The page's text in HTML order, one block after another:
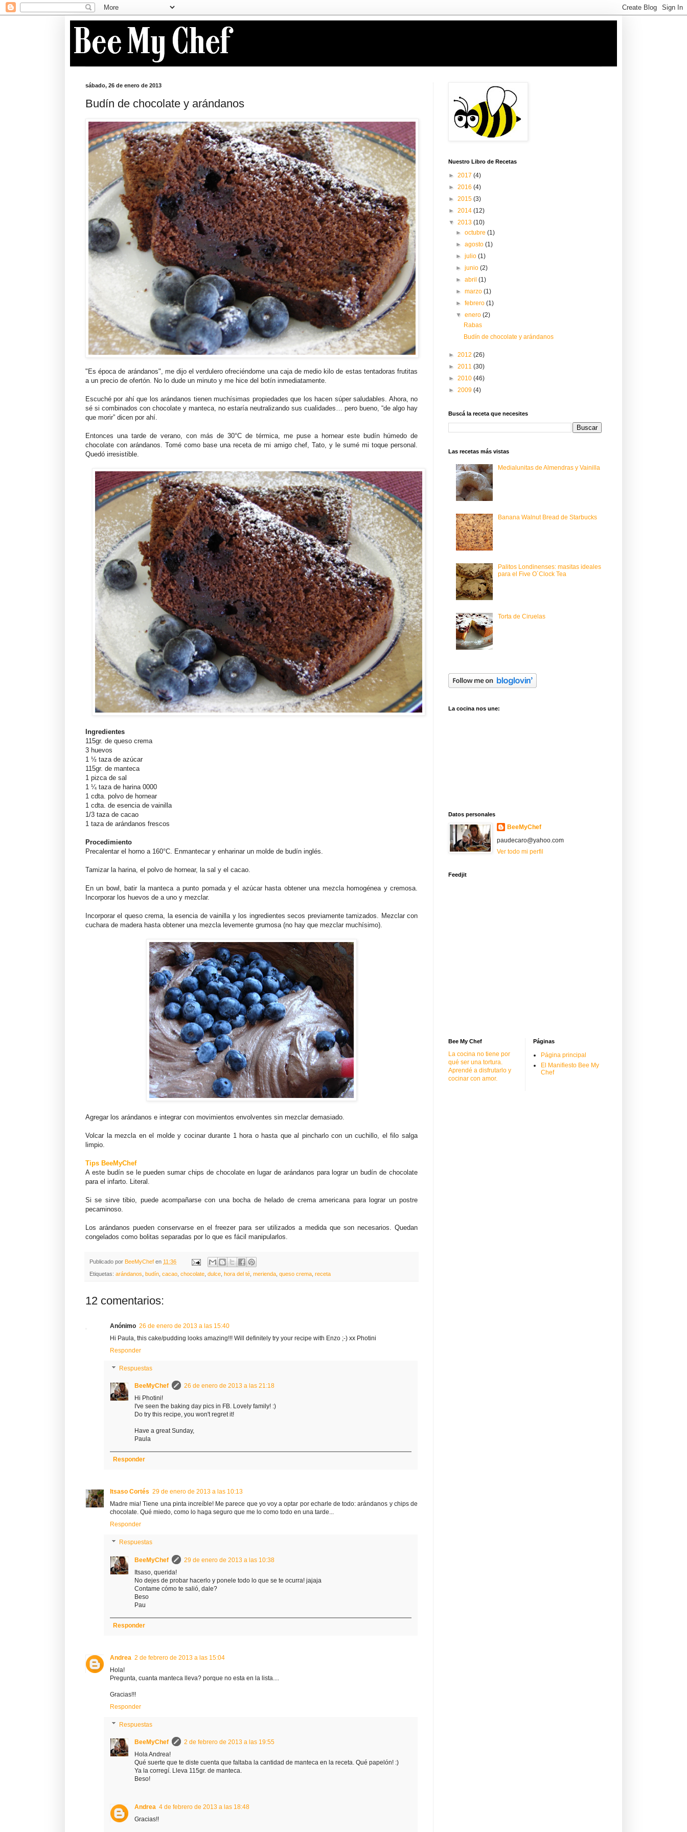
sábado, 26 de enero de 2013
Budín de chocolate y arándanos
"Es época de arándanos", me dijo el verdulero ofreciéndome una caja de medio kilo de estas tentadoras frutitas
a un precio de ofertón. No lo dude un minuto y me hice del botín inmediatamente.
Escuché por ahí que los arándanos tienen muchísimas propiedades que los hacen súper saludables. Ahora, no
sé si combinados con chocolate y manteca, no estaría neutralizando sus cualidades… pero bueno, “de algo hay
que morir” dicen por ahí.
Entonces una tarde de verano, con más de 30°C de térmica, me puse a hornear este budín húmedo de
chocolate con arándanos. Tomé como base una receta de mi amigo chef, Tato, y le sumé mi toque personal.
Quedó irresistible.
Ingredientes
115gr. de queso crema
3 huevos
1 ½ taza de azúcar
115gr. de manteca
1 pizca de sal
1 ¼ taza de harina 0000
1 cdta. polvo de hornear
1 cdta. de esencia de vainilla
1/3 taza de cacao
1 taza de arándanos frescos
Procedimiento
Precalentar el horno a 160°C. Enmantecar y enharinar un molde de budín inglés.
Tamizar la harina, el polvo de hornear, la sal y el cacao.
En un bowl, batir la manteca a punto pomada y el azúcar hasta obtener una mezcla homogénea y cremosa.
Incorporar los huevos de a uno y mezclar.
Incorporar el queso crema, la esencia de vainilla y los ingredientes secos previamente tamizados. Mezclar con
cuchara de madera hasta obtener una mezcla levemente grumosa (no hay que mezclar muchísimo).
Agregar los arándanos e integrar con movimientos envolventes sin mezclar demasiado.
Volcar la mezcla en el molde y cocinar durante 1 hora o hasta que al pincharlo con un cuchillo, el filo salga
limpio.
Tips BeeMyChef
A este budín se le pueden sumar chips de chocolate en lugar de arándanos para lograr un budín de chocolate
para el infarto. Literal.
Si se sirve tibio, puede acompañarse con una bocha de helado de crema americana para lograr un postre
pecaminoso.
Los arándanos pueden conservarse en el freezer para ser utilizados a medida que son necesarios. Quedan
congelados como bolitas separadas por lo que es fácil manipularlos.
Publicado por BeeMyChef en 11:36
Etiquetas: arándanos budín cacao chocolate dulce hora del té merienda queso crema receta
12 comentarios:
Anónimo 26 de enero de 2013 a las 15:40
Hi Paula, this cake/pudding looks amazing!!! Will definitely try your recipe with Enzo ;-) xx Photini
Responder
Respuestas
BeeMyChef
26 de enero de 2013 a las 21:18
Hi Photini!
I've seen the baking day pics in FB. Lovely family! :)
Do try this recipe, you won't regret it!
Have a great Sunday,
Paula
Responder
Itsaso Cortés 29 de enero de 2013 a las 10:13
Madre mia! Tiene una pinta increíble! Me parece que yo voy a optar por echarle de todo: arándanos y chips de
chocolate. Qué miedo, como lo haga seguro que me lo como todo en una tarde...
Responder
Respuestas
BeeMyChef
29 de enero de 2013 a las 10:38
Itsaso, querida!
No dejes de probar hacerlo y ponele todo lo que se te ocurra! jajaja
Contame cómo te salió, dale?
Beso
Pau
Responder
Andrea 2 de febrero de 2013 a las 15:04
Hola!
Pregunta, cuanta manteca lleva? porque no esta en la lista....
Gracias!!!
Responder
Respuestas
BeeMyChef
2 de febrero de 2013 a las 19:55
Hola Andrea!
Qué suerte que te diste cuenta que faltaba la cantidad de manteca en la receta. Qué papelón! :)
Ya la corregí. Lleva 115gr. de manteca.
Beso!
Andrea 4 de febrero de 2013 a las 18:48
Gracias!!
Nuestro Libro de Recetas
► 2017 (4)
► 2016 (4)
► 2015 (3)
► 2014 (12)
▼ 2013 (10)
►octubre(1)
►agosto(1)
►julio(1)
►junio(2)
►abril(1)
►marzo(1)
►febrero(1)
▼enero(2)
Rabas
Budín de chocolate y arándanos
► 2012 (26)
► 2011 (30)
► 2010 (46)
► 2009 (4)
Buscá la receta que necesites
Las recetas más vistas
Medialunitas de Almendras y Vainilla
Banana Walnut Bread de Starbucks
Palitos Londinenses: masitas ideales
para el Five O´Clock Tea
Torta de Ciruelas
La cocina nos une:
Datos personales
BeeMyChef
paudecaro@yahoo.com
Ver todo mi perfil
Feedjit
Bee My Chef
La cocina no tiene por
qué ser una tortura.
Aprendé a disfrutarlo y
cocinar con amor.
Páginas
Página principal
El Manifiesto Bee My
Chef